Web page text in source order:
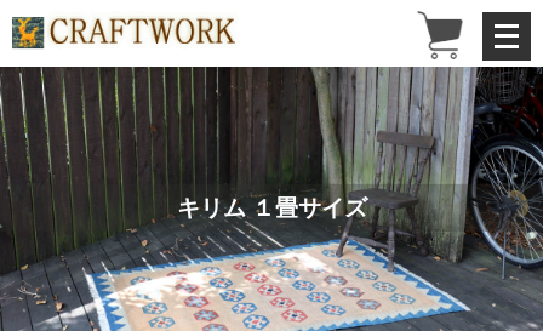
メ
ニ
ュ
ー
を
開
く
キリム １畳サイズ